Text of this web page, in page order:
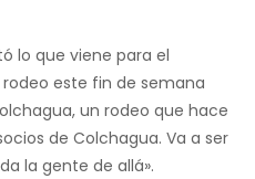
lo que viene para el
este fin de semana
un rodeo que hace
de Colchagua. Va a ser
la gente de allá».